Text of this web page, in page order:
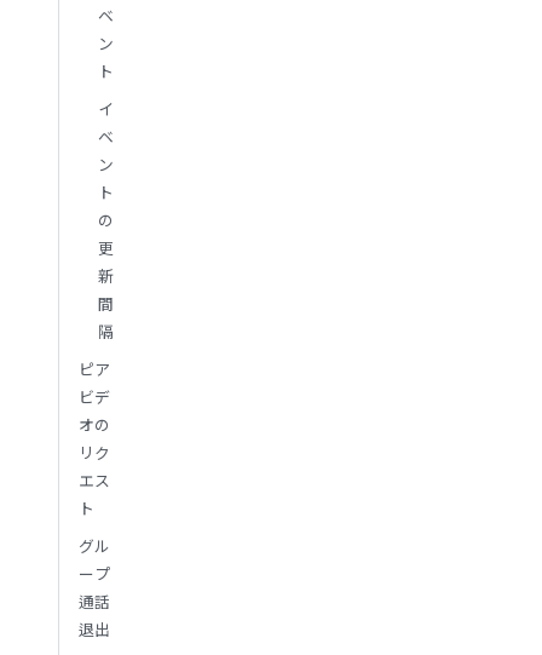
ベ
ン
ト
イ
ベ
ン
ト
の
更
新
間
隔
ピア
ビデ
オの
リク
エス
ト
グル
ープ
通話
退出